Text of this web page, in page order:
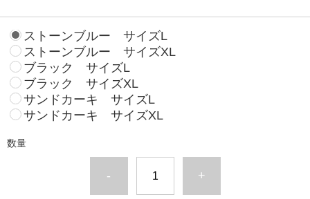
ストーンブルー サイズL
ストーンブルー サイズXL
ブラック サイズL
ブラック サイズXL
サンドカーキ サイズL
サンドカーキ サイズXL
数量
- +